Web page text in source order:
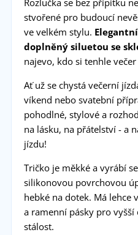
stvořené pro budoucí
ve velkém stylu.
doplněný siluetou se
najevo, kdo si tenhle
Ať už se chystá večerní
víkend nebo svatební
pohodlné, stylové a
na lásku, na přátelství - a
jízdu!
Tričko je měkké a vyrábí
silikonovou povrchovou
hebké na dotek. Má lehce
a ramenní pásky pro
stálost.